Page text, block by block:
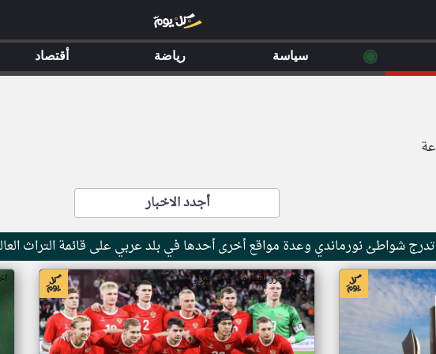
أجدد الاخبار
شواطئ نورماندي وعدة مواقع أخرى أحدها في بلد عربي على قائمة التراث
اخبار جزر القمر من ار تي عربي
◉ سياسة رياضة أقتصاد